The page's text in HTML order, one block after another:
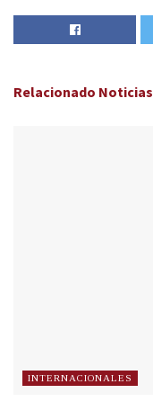
Relacionado Noticias
INTERNACIONALES